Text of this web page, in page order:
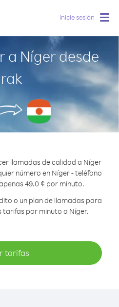
Inicie sesión
a Níger desde
llamadas de calidad a Níger
número en Níger - teléfono
49.0 ¢ por minuto.
o un plan de llamadas para
tarifas por minuto a Níger.
tarifas